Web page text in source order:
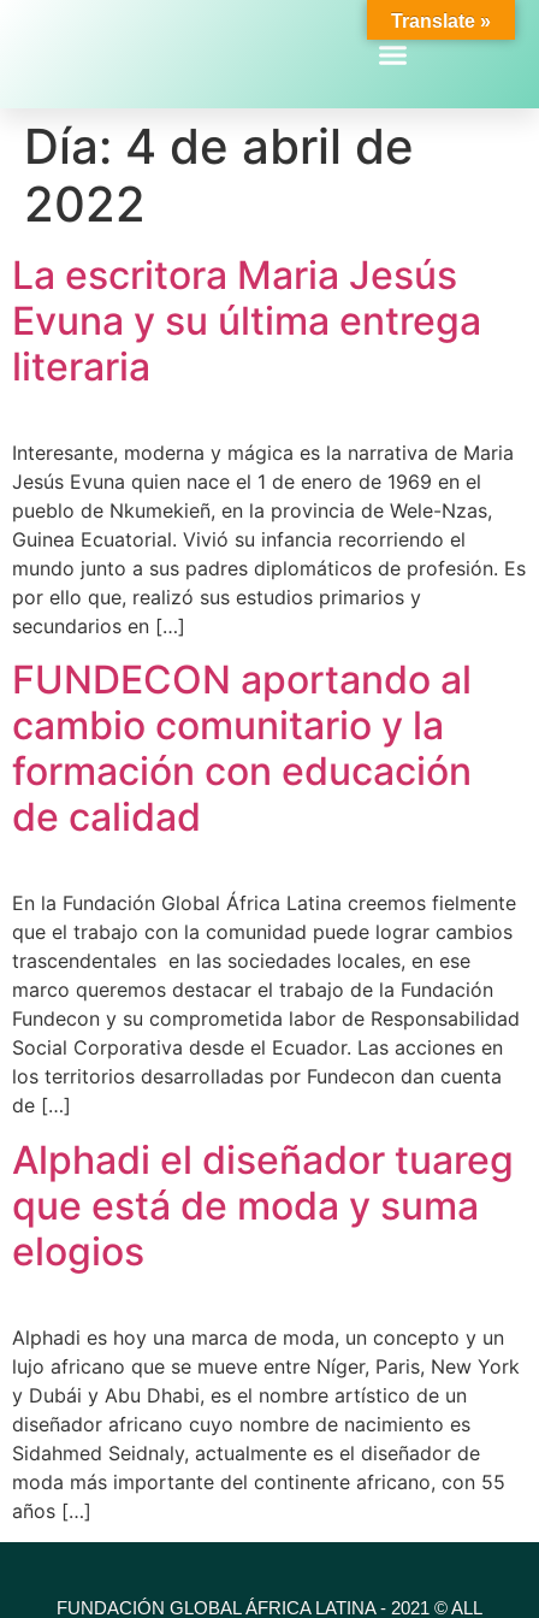
Día: 4 de abril de
2022
La escritora Maria Jesús
Evuna y su última entrega
literaria
Interesante, moderna y mágica es la narrativa de Maria
Jesús Evuna quien nace el 1 de enero de 1969 en el
pueblo de Nkumekieñ, en la provincia de Wele-Nzas,
Guinea Ecuatorial. Vivió su infancia recorriendo el
mundo junto a sus padres diplomáticos de profesión. Es
por ello que, realizó sus estudios primarios y
secundarios en […]
FUNDECON aportando al
cambio comunitario y la
formación con educación
de calidad
En la Fundación Global África Latina creemos fielmente
que el trabajo con la comunidad puede lograr cambios
trascendentales en las sociedades locales, en ese
marco queremos destacar el trabajo de la Fundación
Fundecon y su comprometida labor de Responsabilidad
Social Corporativa desde el Ecuador. Las acciones en
los territorios desarrolladas por Fundecon dan cuenta
de […]
Alphadi el diseñador tuareg
que está de moda y suma
elogios
Alphadi es hoy una marca de moda, un concepto y un
lujo africano que se mueve entre Níger, Paris, New York
y Dubái y Abu Dhabi, es el nombre artístico de un
diseñador africano cuyo nombre de nacimiento es
Sidahmed Seidnaly, actualmente es el diseñador de
moda más importante del continente africano, con 55
años […]
FUNDACIÓN GLOBAL ÁFRICA LATINA - 2021 © ALL
Translate »